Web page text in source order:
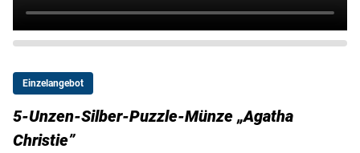
Einzelangebot
5-Unzen-Silber-Puzzle-Münze „Agatha
Christie”